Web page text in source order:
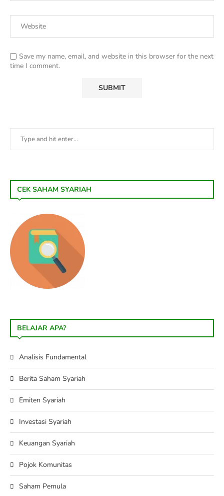
Save my name, email, and website in this browser for the next
time I comment.
CEK SAHAM SYARIAH
BELAJAR APA?
Analisis Fundamental
Berita Saham Syariah
Emiten Syariah
Investasi Syariah
Keuangan Syariah
Pojok Komunitas
Saham Pemula